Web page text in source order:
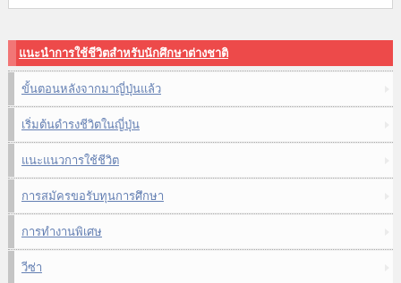
แนะนำการใช้ชีวิตสำหรับนักศึกษาต่างชาติ
ขั้นตอนหลังจากมาญี่ปุ่นแล้ว
เริ่มต้นดำรงชีวิตในญี่ปุ่น
แนะแนวการใช้ชีวิต
การสมัครขอรับทุนการศึกษา
การทำงานพิเศษ
วีซ่า